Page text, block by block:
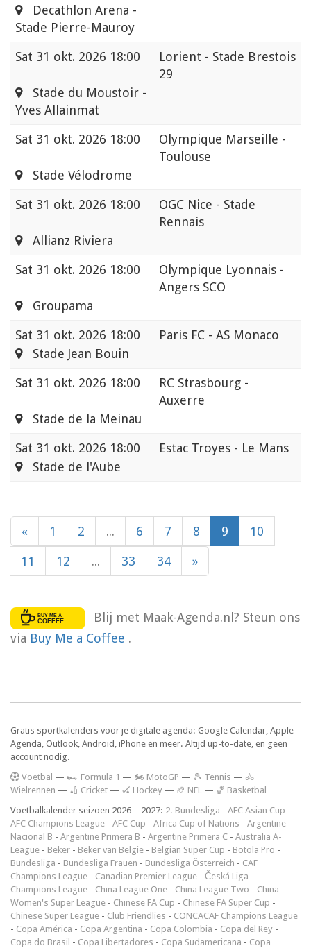
Decathlon Arena -
Stade Pierre-Mauroy
Sat 31 okt. 2026 18:00
Lorient - Stade Brestois
29
Stade du Moustoir -
Yves Allainmat
Sat 31 okt. 2026 18:00
Olympique Marseille -
Toulouse
Stade Vélodrome
Sat 31 okt. 2026 18:00
OGC Nice - Stade
Rennais
Allianz Riviera
Sat 31 okt. 2026 18:00
Olympique Lyonnais -
Angers SCO
Groupama
Sat 31 okt. 2026 18:00
Paris FC - AS Monaco
Stade Jean Bouin
Sat 31 okt. 2026 18:00
RC Strasbourg -
Auxerre
Stade de la Meinau
Sat 31 okt. 2026 18:00
Estac Troyes - Le Mans
Stade de l'Aube
« 1 2 ... 6 7 8 9 10
11 12 ... 33 34 »
Blij met Maak-Agenda.nl? Steun ons
via Buy Me a Coffee .
Gratis sportkalenders voor je digitale agenda: Google Calendar, Apple
Agenda, Outlook, Android, iPhone en meer. Altijd up-to-date, en geen
account nodig.
Voetbal — 🏎️ Formula 1 — 🏍 MotoGP — 🎾 Tennis — 🚴
Wielrennen — 🏏 Cricket — 🏑 Hockey — 🏈 NFL — 🏀 Basketbal
Voetbalkalender seizoen 2026 – 2027: 2. Bundesliga - AFC Asian Cup -
AFC Champions League - AFC Cup - Africa Cup of Nations - Argentine
Nacional B - Argentine Primera B - Argentine Primera C - Australia A-
League - Beker - Beker van België - Belgian Super Cup - Botola Pro -
Bundesliga - Bundesliga Frauen - Bundesliga Österreich - CAF
Champions League - Canadian Premier League - Česká Liga -
Champions League - China League One - China League Two - China
Women's Super League - Chinese FA Cup - Chinese FA Super Cup -
Chinese Super League - Club Friendlies - CONCACAF Champions League
- Copa América - Copa Argentina - Copa Colombia - Copa del Rey -
Copa do Brasil - Copa Libertadores - Copa Sudamericana - Copa